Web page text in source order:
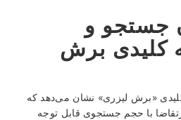
جستجو و
کلیدی برش
«برش لیزری» نشان می‌دهد که
با حجم جستجوی قابل توجه